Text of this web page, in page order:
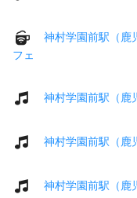
神村学園前駅（鹿
フェ
神村学園前駅（鹿
神村学園前駅（鹿
神村学園前駅（鹿